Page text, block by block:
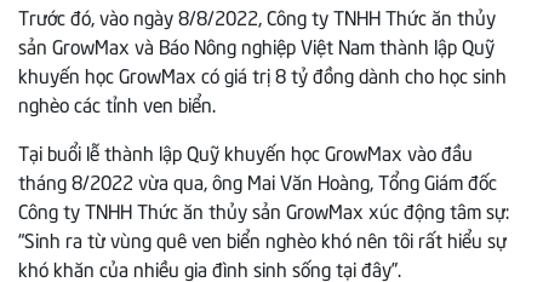
Trước đó, vào ngày 8/8/2022, Công ty TNHH Thức ăn thủy
sản GrowMax và Báo Nông nghiệp Việt Nam thành lập Quỹ
khuyến học GrowMax có giá trị 8 tỷ đồng dành cho học sinh
nghèo các tỉnh ven biển.
Tại buổi lễ thành lập Quỹ khuyến học GrowMax vào đầu
tháng 8/2022 vừa qua, ông Mai Văn Hoàng, Tổng Giám đốc
Công ty TNHH Thức ăn thủy sản GrowMax xúc động tâm sự:
“Sinh ra từ vùng quê ven biển nghèo khó nên tôi rất hiểu sự
khó khăn của nhiều gia đình sinh sống tại đây”.